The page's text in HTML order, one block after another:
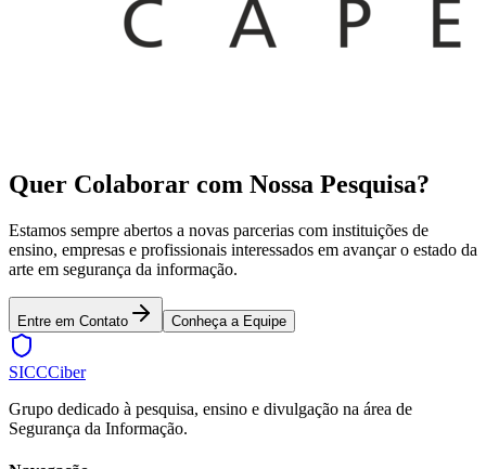
Quer Colaborar com Nossa Pesquisa?
Estamos sempre abertos a novas parcerias com instituições de
ensino, empresas e profissionais interessados em avançar o estado da
arte em segurança da informação.
Entre em Contato Conheça a Equipe
SICCCiber
Grupo dedicado à pesquisa, ensino e divulgação na área de
Segurança da Informação.